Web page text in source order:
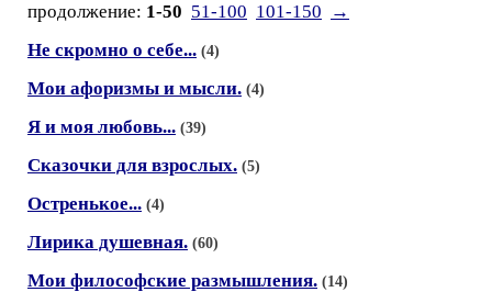
продолжение: 1-50 51-100 101-150
→
Не скромно о себе... (4)
Мои афоризмы и мысли. (4)
Я и моя любовь... (39)
Сказочки для взрослых. (5)
Остренькое... (4)
Лирика душевная. (60)
Мои философские размышления. (14)